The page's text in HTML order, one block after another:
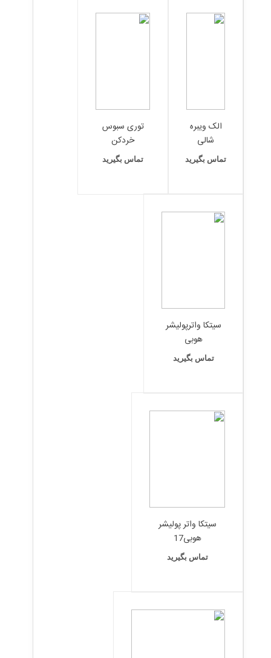
الک ویبره
شالی
تماس بگیرید
توری سبوس
خردکن
تماس بگیرید
سیتکا واترپولیشر
هوبی
تماس بگیرید
سیتکا واتر پولیشر
هوبی17
تماس بگیرید